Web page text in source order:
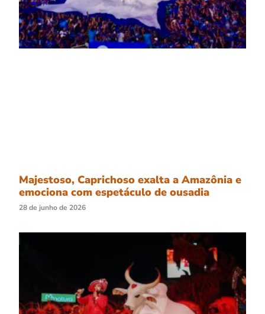
Majestoso, Caprichoso exalta a Amazônia e
emociona com espetáculo de ousadia
28 de junho de 2026